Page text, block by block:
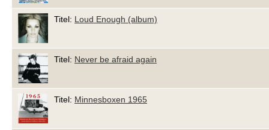
Titel: Loud Enough (album)
Titel: Never be afraid again
Titel: Minnesboxen 1965